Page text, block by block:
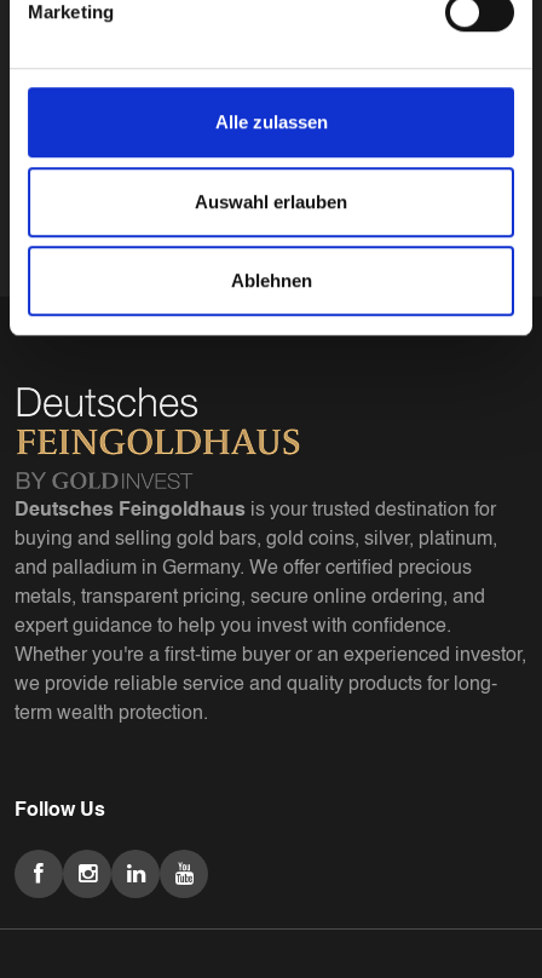
Marketing
Alle zulassen
Auswahl erlauben
Ablehnen
Deutsches Feingoldhaus is your trusted destination for
buying and selling gold bars, gold coins, silver, platinum,
and palladium in Germany. We offer certified precious
metals, transparent pricing, secure online ordering, and
expert guidance to help you invest with confidence.
Whether you're a first-time buyer or an experienced investor,
we provide reliable service and quality products for long-
term wealth protection.
Follow Us